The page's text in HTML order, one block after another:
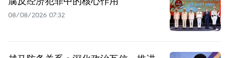
08/08/2026 07:32